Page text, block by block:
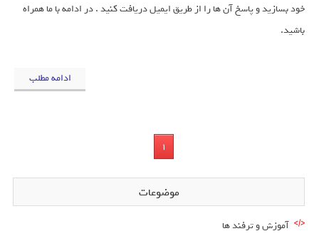
خود بسازید و پاسخ آن ها را از طریق ایمیل دریافت کنید . در ادامه با ما همراه
باشید.
ادامه مطلب
1
موضوعات
آموزش و ترفند ها